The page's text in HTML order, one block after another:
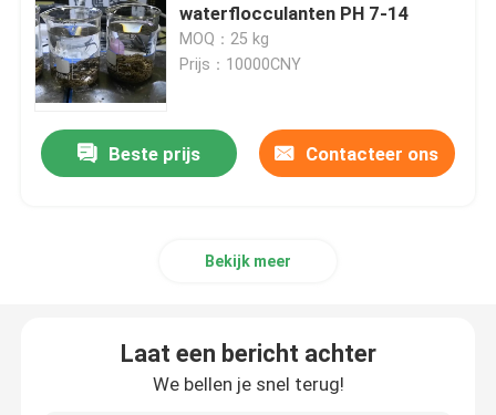
waterflocculanten PH 7-14
MOQ：25 kg
Prijs：10000CNY
Beste prijs Contacteer ons
Bekijk meer
Laat een bericht achter
We bellen je snel terug!